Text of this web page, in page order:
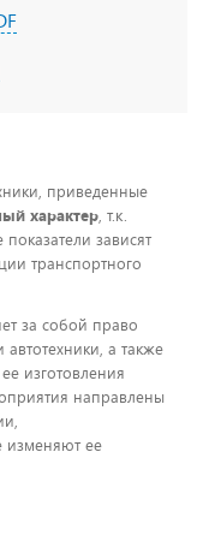
приведенные
характер, т.к.
зависят
транспортного
за собой право
автотехники, а также
изготовления
направлены
изменяют ее